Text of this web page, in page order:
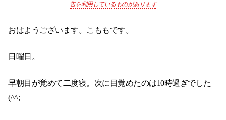
告を利用しているものがあります
おはようございます。こももです。
日曜日。
早朝目が覚めて二度寝。次に目覚めたのは10時過ぎでした
(^^;